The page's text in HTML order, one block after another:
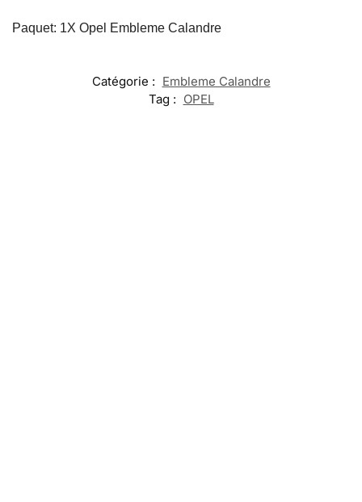
Paquet: 1X Opel Embleme Calandre​
Catégorie : Embleme Calandre​
Tag : OPEL